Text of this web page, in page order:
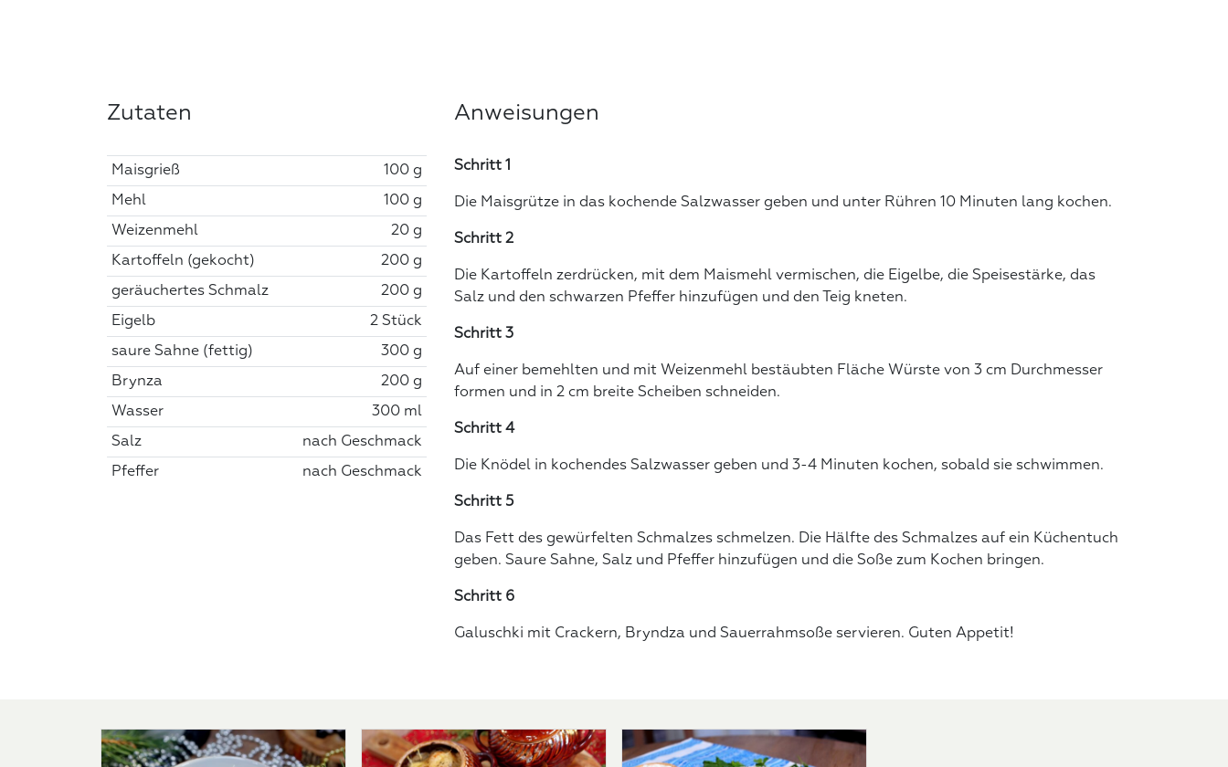
Zutaten
Maisgrieß 100 g
Mehl 100 g
Weizenmehl 20 g
Kartoffeln (gekocht) 200 g
geräuchertes Schmalz 200 g
Eigelb 2 Stück
saure Sahne (fettig) 300 g
Brynza 200 g
Wasser 300 ml
Salz nach Geschmack
Pfeffer nach Geschmack
Anweisungen
Schritt 1
Die Maisgrütze in das kochende Salzwasser geben und unter Rühren 10 Minuten lang kochen.
Schritt 2
Die Kartoffeln zerdrücken, mit dem Maismehl vermischen, die Eigelbe, die Speisestärke, das
Salz und den schwarzen Pfeffer hinzufügen und den Teig kneten.
Schritt 3
Auf einer bemehlten und mit Weizenmehl bestäubten Fläche Würste von 3 cm Durchmesser
formen und in 2 cm breite Scheiben schneiden.
Schritt 4
Die Knödel in kochendes Salzwasser geben und 3-4 Minuten kochen, sobald sie schwimmen.
Schritt 5
Das Fett des gewürfelten Schmalzes schmelzen. Die Hälfte des Schmalzes auf ein Küchentuch
geben. Saure Sahne, Salz und Pfeffer hinzufügen und die Soße zum Kochen bringen.
Schritt 6
Galuschki mit Crackern, Bryndza und Sauerrahmsoße servieren. Guten Appetit!